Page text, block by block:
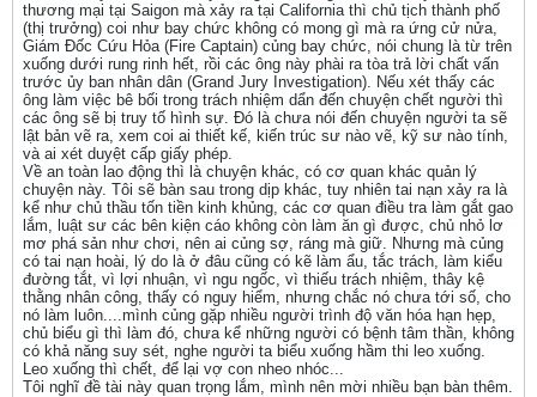
thương mại tại Saigon mà xảy ra tại California thì chủ tịch thành phố
(thị trưởng) coi như bay chức không có mong gì mà ra ứng cử nửa,
Giám Đốc Cứu Hỏa (Fire Captain) củng bay chức, nói chung là từ trên
xuống dưới rung rinh hết, rồi các ông này phài ra tòa trả lời chất vấn
trước ủy ban nhân dân (Grand Jury Investigation). Nếu xét thấy các
ông làm việc bê bối trong trách nhiệm dẩn đến chuyện chết người thì
các ông sẽ bị truy tố hình sự. Đó là chưa nói đến chuyện người ta sẽ
lật bản vẽ ra, xem coi ai thiết kế, kiến trúc sư nào vẽ, kỹ sư nào tính,
và ai xét duyệt cấp giấy phép.
Về an toàn lao động thì là chuyện khác, có cơ quan khác quản lý
chuyện này. Tôi sẽ bàn sau trong dịp khác, tuy nhiên tai nạn xảy ra là
kể như chủ thầu tốn tiền kinh khủng, các cơ quan điều tra làm gắt gao
lắm, luật sư các bên kiện cáo không còn làm ăn gì được, chủ nhỏ lơ
mơ phá sản như chơi, nên ai củng sợ, ráng mà giữ. Nhưng mà củng
có tai nạn hoài, lý do là ở đâu cũng có kẽ làm ẩu, tắc trách, làm kiểu
đường tắt, vì lợi nhuận, vì ngu ngốc, vì thiếu trách nhiệm, thây kệ
thằng nhân công, thấy có nguy hiểm, nhưng chắc nó chưa tới số, cho
nó làm luôn....mình củng gặp nhiều người trình độ văn hóa hạn hẹp,
chủ biểu gì thì làm đó, chưa kể những người có bệnh tâm thần, không
có khả năng suy sét, nghe người ta biểu xuống hầm thi leo xuống.
Leo xuống thì chết, để lại vợ con nheo nhóc...
Tôi nghĩ đề tài này quan trọng lắm, mình nên mời nhiều bạn bàn thêm.